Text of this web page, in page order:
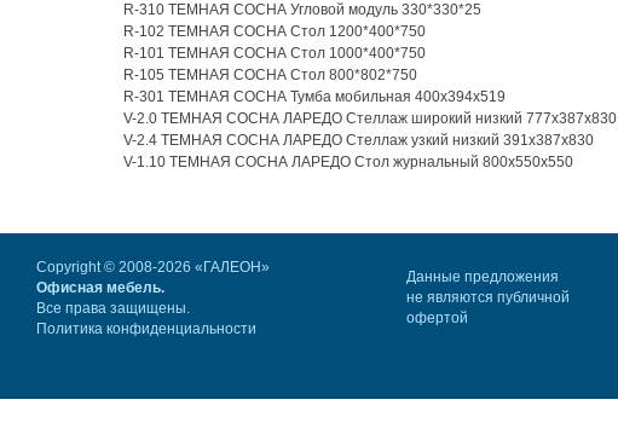
R-310 ТЕМНАЯ СОСНА Угловой модуль 330*330*25
R-102 ТЕМНАЯ СОСНА Стол 1200*400*750
R-101 ТЕМНАЯ СОСНА Стол 1000*400*750
R-105 ТЕМНАЯ СОСНА Cтол 800*802*750
R-301 ТЕМНАЯ СОСНА Тумба мобильная 400х394х519
V-2.0 ТЕМНАЯ СОСНА ЛАРЕДО Стеллаж широкий низкий 777х387х830
V-2.4 ТЕМНАЯ СОСНА ЛАРЕДО Стеллаж узкий низкий 391х387х830
V-1.10 ТЕМНАЯ СОСНА ЛАРЕДО Стол журнальный 800х550х550
Copyright © 2008-2026 «ГАЛЕОН»
Офисная мебель.
Все права защищены.
Политика конфиденциальности
Данные предложения
не являются публичной
офертой